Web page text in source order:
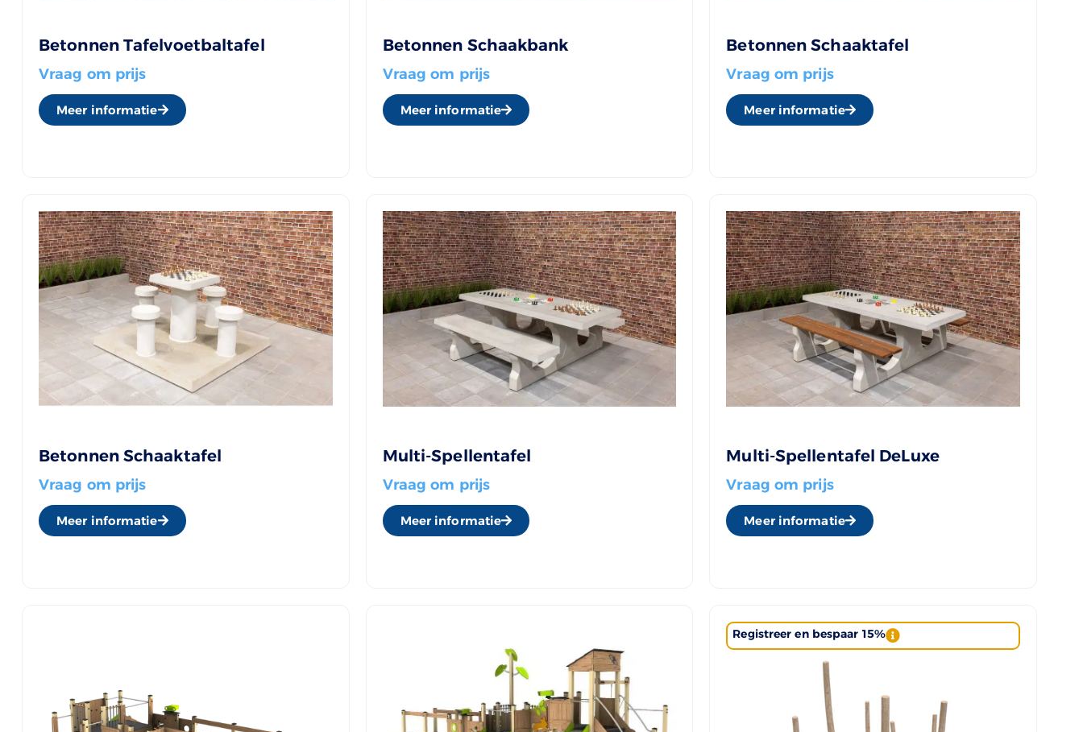
Betonnen Tafelvoetbaltafel
Vraag om prijs
Meer informatie
Betonnen Schaakbank
Vraag om prijs
Meer informatie
Betonnen Schaaktafel
Vraag om prijs
Meer informatie
Betonnen Schaaktafel
Vraag om prijs
Meer informatie
Multi-Spellentafel
Vraag om prijs
Meer informatie
Multi-Spellentafel DeLuxe
Vraag om prijs
Meer informatie
Registreer en bespaar 15%